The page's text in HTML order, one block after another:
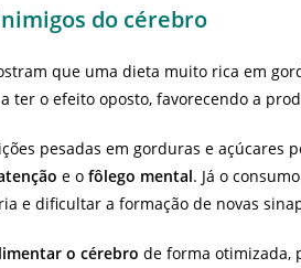
do cérebro
que uma dieta muito rica em
ter o efeito oposto, favorecendo a
pesadas em gorduras e açúcares
e o fôlego mental. Já o
e dificultar a formação de novas
o cérebro de forma otimizada,